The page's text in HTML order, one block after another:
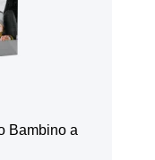
Bambino a